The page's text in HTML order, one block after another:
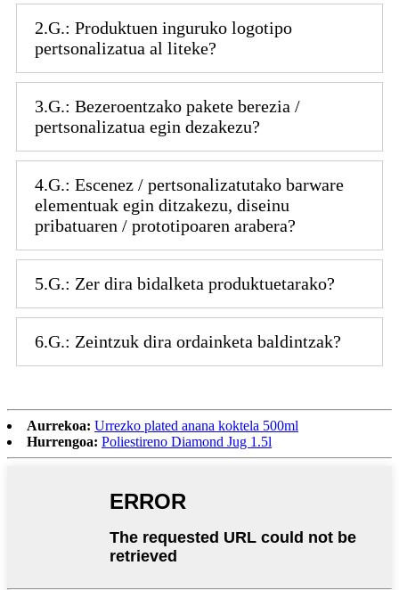
2.G.: Produktuen inguruko logotipo
pertsonalizatua al liteke?
3.G.: Bezeroentzako pakete berezia /
pertsonalizatua egin dezakezu?
4.G.: Escenez / pertsonalizatutako barware
elementuak egin ditzakezu, diseinu
pribatuaren / prototipoaren arabera?
5.G.: Zer dira bidalketa produktuetarako?
6.G.: Zeintzuk dira ordainketa baldintzak?
Aurrekoa: Urrezko plated anana koktela 500ml
Hurrengoa: Poliestireno Diamond Jug 1.5l